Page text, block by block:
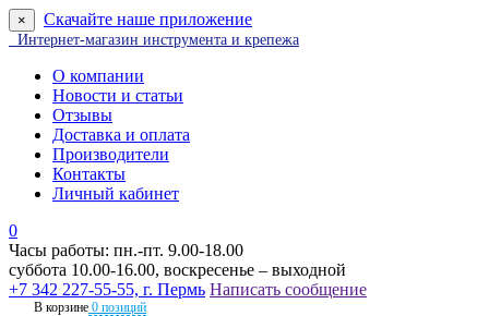
× Скачайте наше приложение
Интернет-магазин инструмента и крепежа
О компании
Новости и статьи
Отзывы
Доставка и оплата
Производители
Контакты
Личный кабинет
0
Часы работы: пн.-пт. 9.00-18.00
суббота 10.00-16.00, воскресенье – выходной
+7 342 227-55-55, г. Пермь Написать сообщение
В корзине 0 позиций